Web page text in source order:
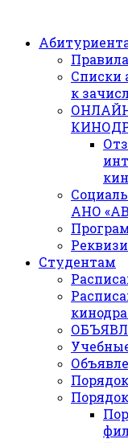
Списки
к
АНО
Студентам